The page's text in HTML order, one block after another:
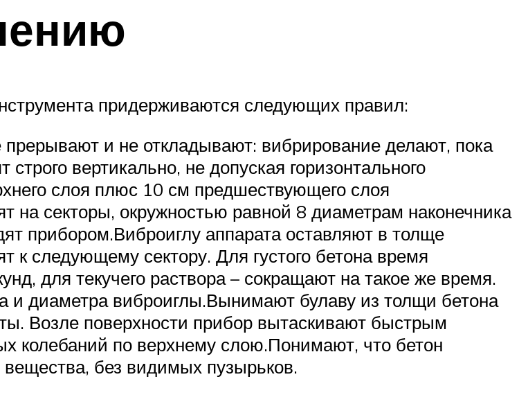
придерживаются следующих правил:
и не откладывают: вибрирование делают, пока
вертикально, не допуская горизонтального
слоя плюс 10 см предшествующего слоя
на секторы, окружностью равной 8 диаметрам наконечника
прибором.Виброиглу аппарата оставляют в толще
к следующему сектору. Для густого бетона время
для текучего раствора – сокращают на такое же время.
и диаметра виброиглы.Вынимают булаву из толщи бетона
Возле поверхности прибор вытаскивают быстрым
колебаний по верхнему слою.Понимают, что бетон
без видимых пузырьков.